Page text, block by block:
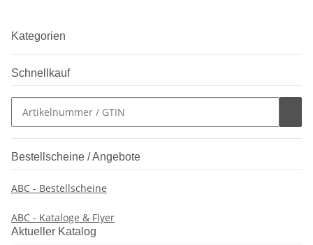
Kategorien
Schnellkauf
Bestellscheine / Angebote
ABC - Bestellscheine
ABC - Kataloge & Flyer
Aktueller Katalog